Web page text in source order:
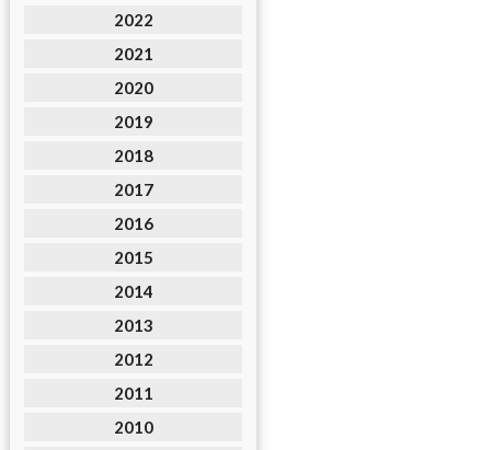
2022
2021
2020
2019
2018
2017
2016
2015
2014
2013
2012
2011
2010